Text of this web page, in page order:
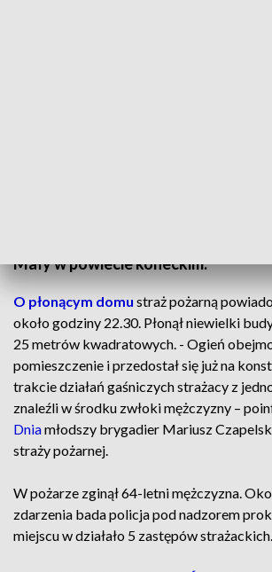
Mały w powiecie koneckim.
O płonącym domu straż pożarną
około godziny 22.30. Płonął niewielki
25 metrów kwadratowych. - Ogień
pomieszczenie i przedostał się już na
trakcie działań gaśniczych strażacy z
znaleźli w środku zwłoki mężczyzny –
Dniamłodszy brygadier Mariusz
straży pożarnej.
W pożarze zginął 64-letni mężczyzna.
zdarzenia bada policja pod nadzorem
miejscu w działało 5 zastępów strażackich.